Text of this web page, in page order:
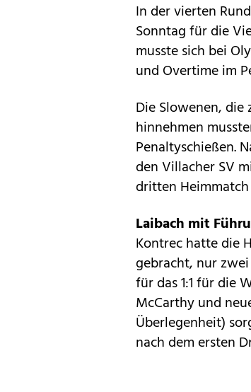
In der vierten
Sonntag für die
musste sich bei
und Overtime im
Die Slowenen, die
hinnehmen
Penaltyschießen.
den Villacher SV
dritten
Laibach mit
Kontrec hatte die
gebracht, nur
für das 1:1 für die
McCarthy und
Überlegenheit)
nach dem ersten